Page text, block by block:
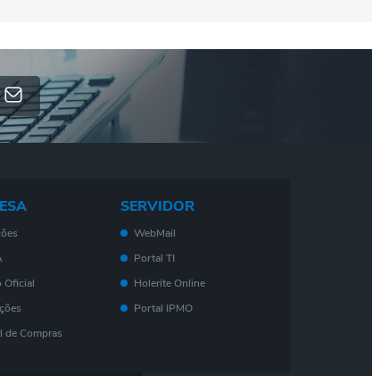
Oficial
de Compras
SERVIDOR
WebMail
Portal TI
Holerite Online
Portal IPMO